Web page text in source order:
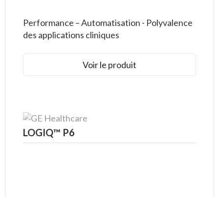
Performance – Automatisation - Polyvalence
des applications cliniques
Voir le produit
LOGIQ™ P6